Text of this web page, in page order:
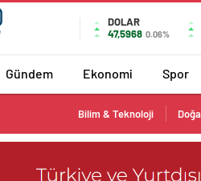
DOLAR
47,5968 0.06%
Gündem Ekonomi Spor
Bilim & Teknoloji Doğa